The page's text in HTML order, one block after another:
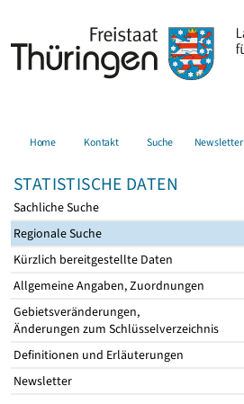
Home Kontakt Suche Newsletter
STATISTISCHE DATEN
Sachliche Suche
Regionale Suche
Kürzlich bereitgestellte Daten
Allgemeine Angaben, Zuordnungen
Gebietsveränderungen,
Änderungen zum Schlüsselverzeichnis
Definitionen und Erläuterungen
Newsletter